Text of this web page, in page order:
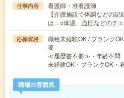
仕事内容
看護師・准看護師
【介護施設で体調などの
は…○体温、血圧などのチ
応募資格
職種未経験OK / ブランク
要
≪履歴書不要≫・年齢不問
未経験OK・ブランクOK・
職場の雰囲気